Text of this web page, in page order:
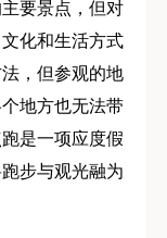
要景点，但对
化和生活方式
，但参观的地
地方也无法带
是一项应度假
步与观光融为